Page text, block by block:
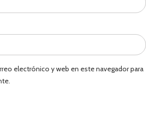
electrónico y web en este navegador para